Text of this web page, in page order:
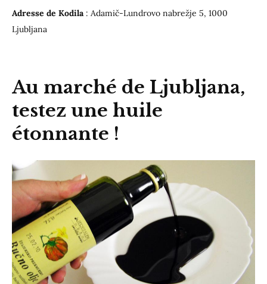
Adresse de Kodila: Adamič-Lundrovo nabrežje 5, 1000
Ljubljana
Au marché de Ljubljana,
testez une huile
étonnante !